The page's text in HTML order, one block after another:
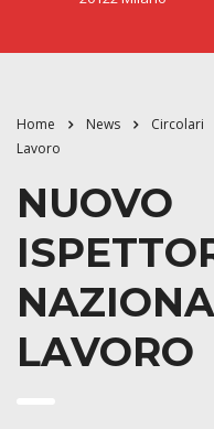
Home News Circolari
Lavoro
NUOVO
LAVORO